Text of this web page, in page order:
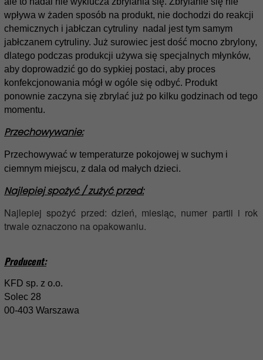
wpływa w żaden sposób na produkt, nie dochodzi do reakcji
chemicznych i jabłczan cytruliny nadal jest tym samym
jabłczanem cytruliny. Już surowiec jest dość mocno zbrylony,
dlatego podczas produkcji używa się specjalnych młynków,
aby doprowadzić go do sypkiej postaci, aby proces
konfekcjonowania mógł w ogóle się odbyć. Produkt
ponownie zaczyna się zbrylać już po kilku godzinach od tego
momentu.
Przechowywanie:
Przechowywać w temperaturze pokojowej w suchym i
ciemnym miejscu, z dala od małych dzieci.
Najlepiej spożyć / zużyć przed:
Najlepiej spożyć przed: dzień, miesiąc, numer partii i rok
trwale oznaczono na opakowaniu.
Producent:
KFD sp. z o.o.
Solec 28
00-403 Warszawa